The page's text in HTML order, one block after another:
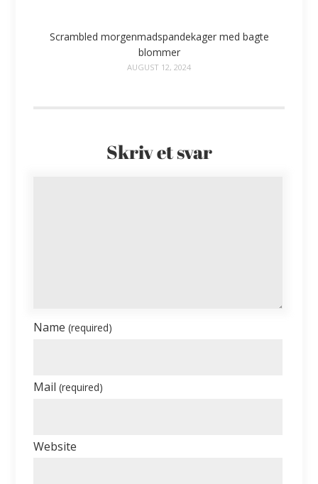
Scrambled morgenmadspandekager med bagte
blommer
AUGUST 12, 2024
Skriv et svar
Name(required)
Mail(required)
Website